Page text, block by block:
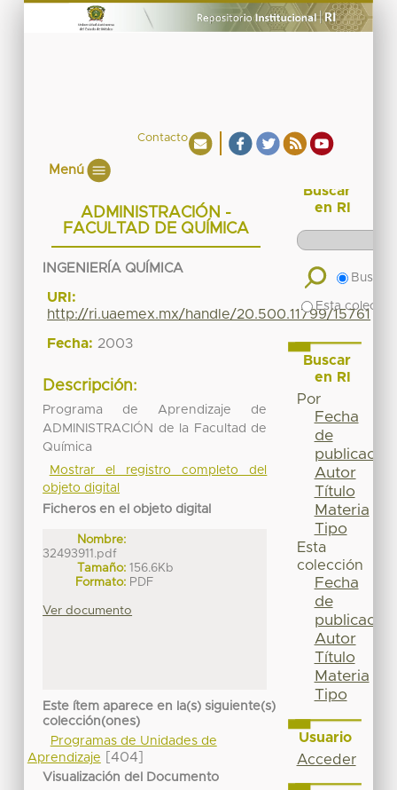
Contacto
Menú
ADMINISTRACIÓN -
FACULTAD DE QUÍMICA
INGENIERÍA QUÍMICA
URI:
http://ri.uaemex.mx/handle/20.500.11799/15761
Fecha: 2003
Descripción:
Programa de Aprendizaje de
ADMINISTRACIÓN de la Facultad de
Química
Mostrar el registro completo del
objeto digital
Ficheros en el objeto digital
Nombre:
32493911.pdf
Tamaño: 156.6Kb
Formato: PDF
Ver documento
Este ítem aparece en la(s) siguiente(s)
colección(ones)
Programas de Unidades de
Aprendizaje
[404]
Visualización del Documento
Buscar
en RI
Buscar
Esta
Buscar
en RI
Por
Fecha
de
publicación
Autor
Título
Materia
Tipo
Esta
colección
Fecha
de
publicación
Autor
Título
Materia
Tipo
Usuario
Acceder